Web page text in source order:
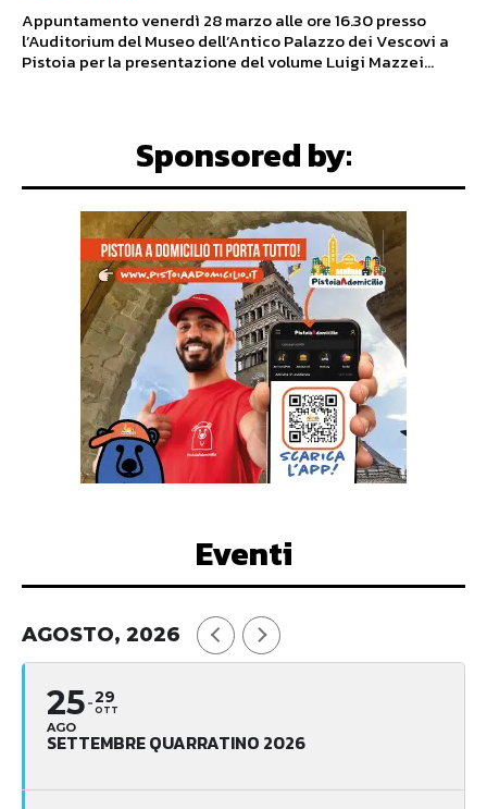
Appuntamento venerdì 28 marzo alle ore 16.30 presso
l’Auditorium del Museo dell’Antico Palazzo dei Vescovi a
Pistoia per la presentazione del volume Luigi Mazzei...
Sponsored by:
Eventi
AGOSTO, 2026
25
AGO
29
OTT
SETTEMBRE QUARRATINO 2026